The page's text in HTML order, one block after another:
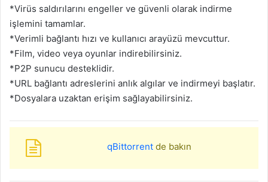
*Virüs saldırılarını engeller ve güvenli olarak indirme
işlemini tamamlar.
*Verimli bağlantı hızı ve kullanıcı arayüzü mevcuttur.
*Film, video veya oyunlar indirebilirsiniz.
*P2P sunucu desteklidir.
*URL bağlantı adreslerini anlık algılar ve indirmeyi başlatır.
*Dosyalara uzaktan erişim sağlayabilirsiniz.
qBittorrentde bakın